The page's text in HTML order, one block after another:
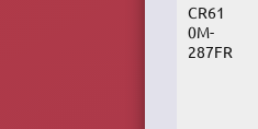
CR61
0M-
287FR